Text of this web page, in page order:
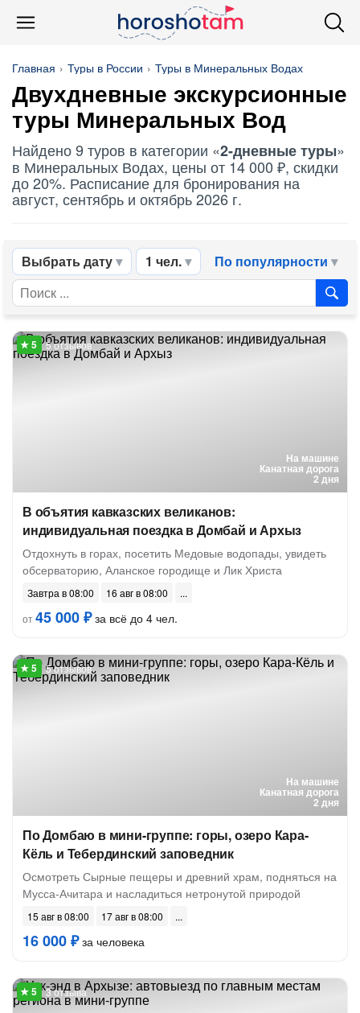
Главная Туры в России Туры в Минеральных Водах
Двухдневные экскурсионные
туры Минеральных Вод
Найдено 9 туров в категории «2-дневные туры»
в Минеральных Водах, цены от 14 000 ₽, скидки
до 20%. Расписание для бронирования на
август, сентябрь и октябрь 2026 г.
Выбрать дату 1 чел. По популярности
На машине
Канатная дорога
2 дня
5 отзывов
В объятия кавказских великанов:
индивидуальная поездка в Домбай и Архыз
Отдохнуть в горах, посетить Медовые водопады, увидеть
обсерваторию, Аланское городище и Лик Христа
Завтра в 08:00
16 авг в 08:00
от45 000 ₽за всё до 4 чел.
На машине
Канатная дорога
2 дня
5 отзывов
По Домбаю в мини-группе: горы, озеро Кара-
Кёль и Тебердинский заповедник
Осмотреть Сырные пещеры и древний храм, подняться на
Мусса-Ачитара и насладиться нетронутой природой
15 авг в 08:00 17 авг в 08:00
16 000 ₽за человека
3 отзыва